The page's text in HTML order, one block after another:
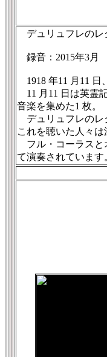
デュリュフレのレ
録音：2015年3月
1918 年11 月11 日
11 月11 日は英霊
音楽を集めた1 枚。
デュリュフレのレ
これを聴いた人々は
フル・コーラスと
て演奏されています